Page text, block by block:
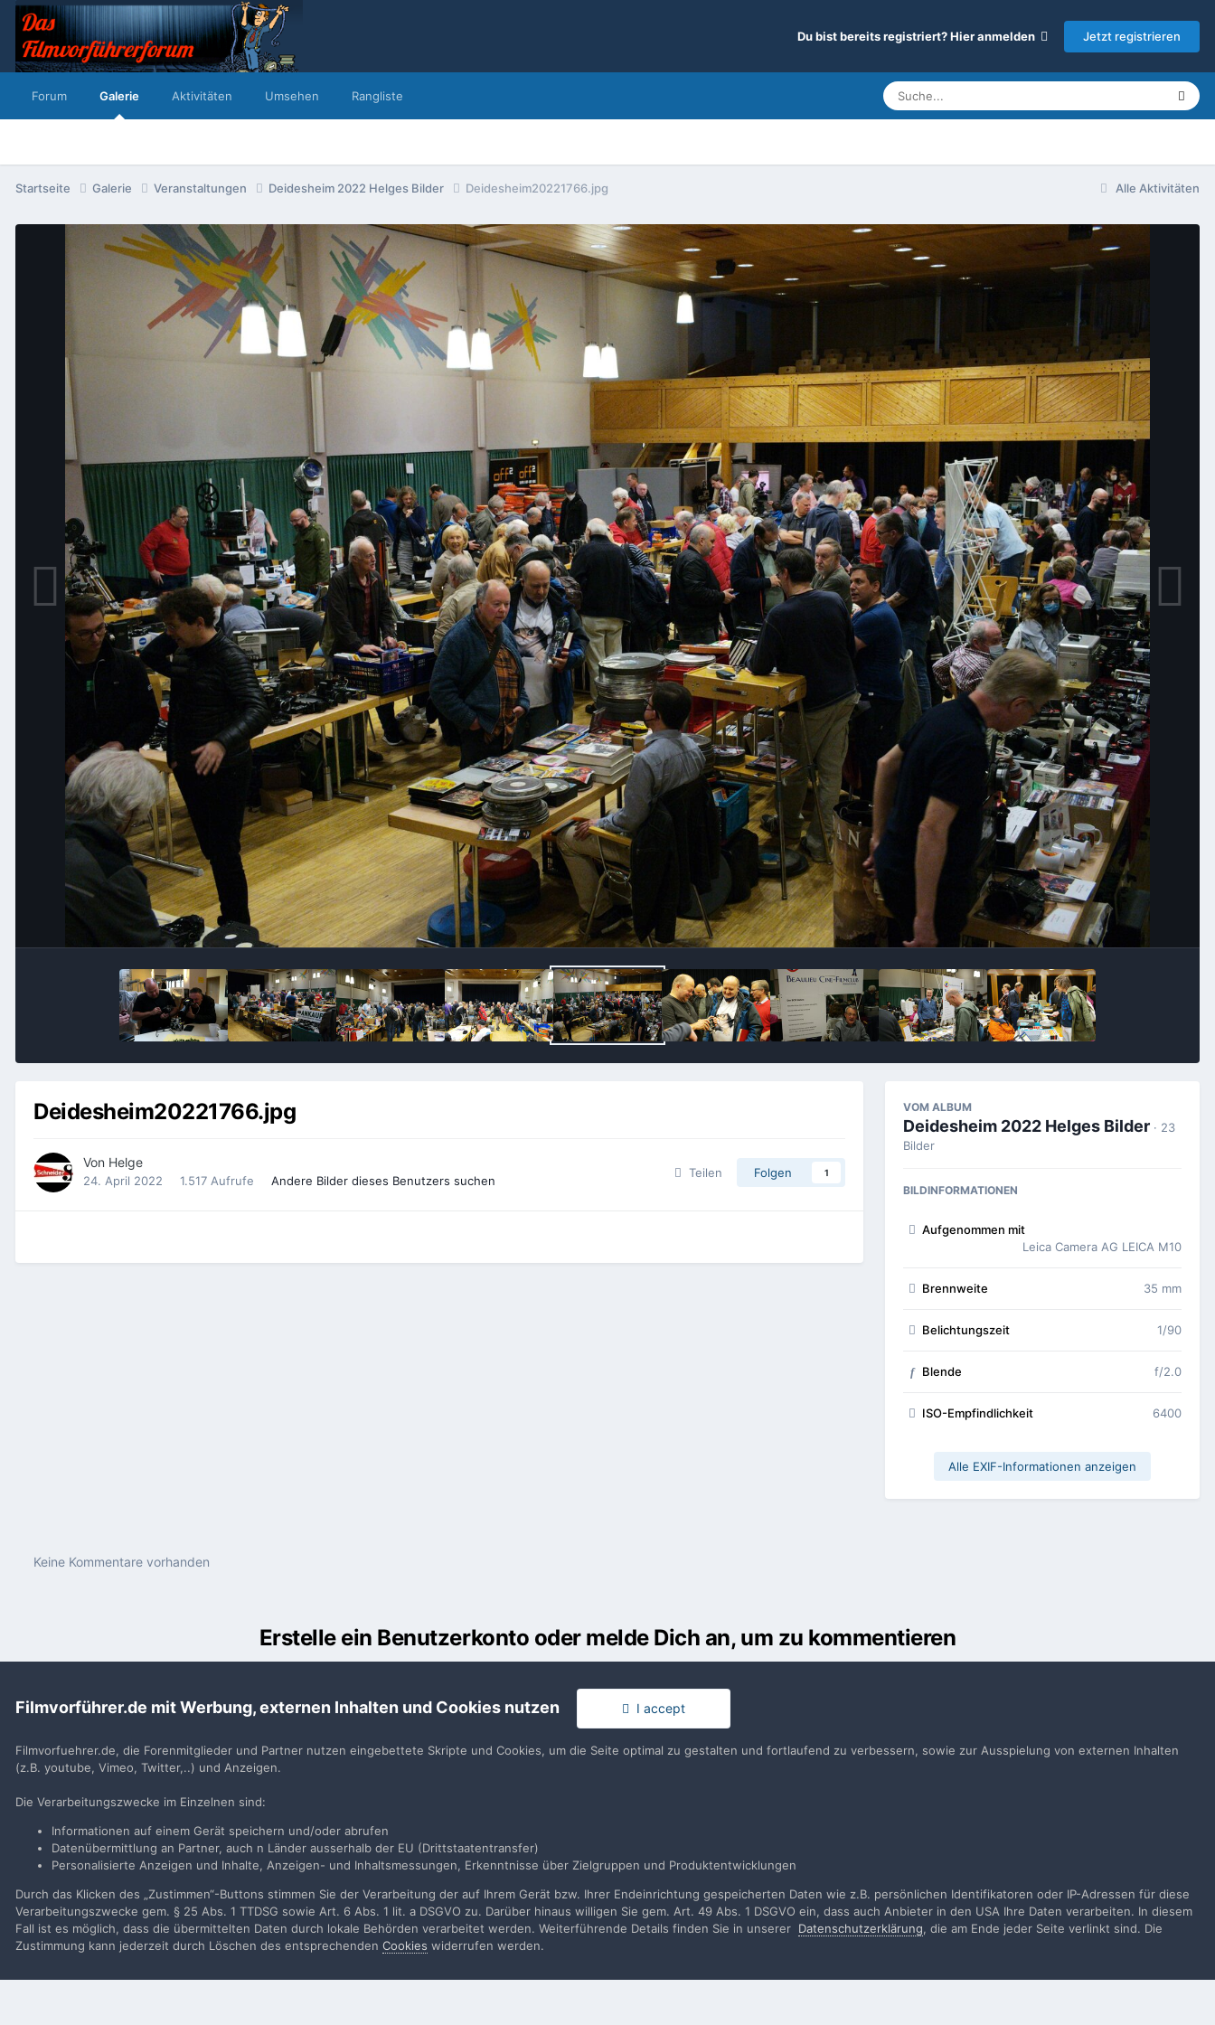
Du bist bereits registriert? Hier anmelden Jetzt registrieren
Forum Galerie Aktivitäten Umsehen Rangliste
Alle Aktivitäten
Startseite Galerie Veranstaltungen Deidesheim 2022 Helges Bilder Deidesheim20221766.jpg
Bildwerkzeuge
Deidesheim20221766.jpg
Von Helge
24. April 2022 1.517 Aufrufe Andere Bilder dieses Benutzers suchen
Teilen Folgen 1
VOM ALBUM
Deidesheim 2022 Helges Bilder · 23
Bilder
BILDINFORMATIONEN
Aufgenommen mit
Leica Camera AG LEICA M10
Brennweite 35 mm
Belichtungszeit 1/90
f Blende f/2.0
ISO-Empfindlichkeit 6400
Alle EXIF-Informationen anzeigen
Keine Kommentare vorhanden
Erstelle ein Benutzerkonto oder melde Dich an, um zu kommentieren
Neues Benutzerkonto für unsere Community erstellen. Es ist einfach! Du hast bereits ein Benutzerkonto? Melde Dich hier an.
Filmvorführer.de via Google durchsuchen:
Filmvorführer.de mit Werbung, externen Inhalten und Cookies nutzen I accept
Filmvorfuehrer.de, die Forenmitglieder und Partner nutzen eingebettete Skripte und Cookies, um die Seite optimal zu gestalten und fortlaufend zu verbessern, sowie zur Ausspielung von externen Inhalten
(z.B. youtube, Vimeo, Twitter,..) und Anzeigen.
Die Verarbeitungszwecke im Einzelnen sind:
Informationen auf einem Gerät speichern und/oder abrufen
Datenübermittlung an Partner, auch n Länder ausserhalb der EU (Drittstaatentransfer)
Personalisierte Anzeigen und Inhalte, Anzeigen- und Inhaltsmessungen, Erkenntnisse über Zielgruppen und Produktentwicklungen
Durch das Klicken des „Zustimmen“-Buttons stimmen Sie der Verarbeitung der auf Ihrem Gerät bzw. Ihrer Endeinrichtung gespeicherten Daten wie z.B. persönlichen Identifikatoren oder IP-Adressen für diese
Verarbeitungszwecke gem. § 25 Abs. 1 TTDSG sowie Art. 6 Abs. 1 lit. a DSGVO zu. Darüber hinaus willigen Sie gem. Art. 49 Abs. 1 DSGVO ein, dass auch Anbieter in den USA Ihre Daten verarbeiten. In diesem
Fall ist es möglich, dass die übermittelten Daten durch lokale Behörden verarbeitet werden. Weiterführende Details finden Sie in unserer Datenschutzerklärung, die am Ende jeder Seite verlinkt sind. Die
Zustimmung kann jederzeit durch Löschen des entsprechenden Cookies widerrufen werden.